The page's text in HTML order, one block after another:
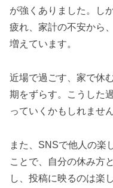
が強くありました。し
疲れ、家計の不安から
増えています。
近場で過ごす、家で休
期をずらす。こうした
っていくかもしれません
また、SNSで他人の楽
ことで、自分の休み方
し、投稿に映るのは楽